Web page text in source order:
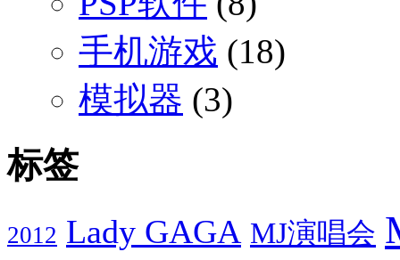
手机游戏 (18)
模拟器 (3)
标签
2012 Lady GAGA MJ演唱会